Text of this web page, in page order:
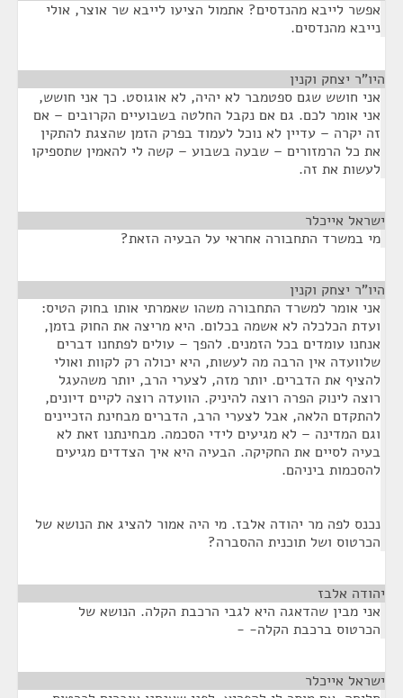
אפשר לייבא מהנדסים? אתמול הציעו לייבא שר אוצר, אולי
נייבא מהנדסים.
היו"ר יצחק וקנין
אני חושש שגם ספטמבר לא יהיה, לא אוגוסט. כך אני חושש,
אני אומר לכם. גם אם נקבל החלטה בשבועיים הקרובים – אם
זה יקרה – עדיין לא נוכל לעמוד בפרק הזמן שהצגת להתקין
את כל הרמזורים – שבעה בשבוע – קשה לי להאמין שתספיקו
לעשות את זה.
ישראל אייכלר
מי במשרד התחבורה אחראי על הבעיה הזאת?
היו"ר יצחק וקנין
אני אומר למשרד התחבורה משהו שאמרתי אותו בחוק הטיס:
ועדת הכלכלה לא אשמה בכלום. היא מריצה את החוק בזמן,
אנחנו עומדים בכל הזמנים. להפך – עולים לפתחנו דברים
שלוועדה אין הרבה מה לעשות, היא יכולה רק לקוות ואולי
להציף את הדברים. יותר מזה, לצערי הרב, יותר משהעגל
רוצה לינוק הפרה רוצה להיניק. הוועדה רוצה לקיים דיונים,
להתקדם הלאה, אבל לצערי הרב, הדברים מבחינת הזכיינים
וגם המדינה – לא מגיעים לידי הסכמה. מבחינתנו זאת לא
בעיה לסיים את החקיקה. הבעיה היא איך הצדדים מגיעים
להסכמות ביניהם.
נכנס לפה מר יהודה אלבז. מי היה אמור להציג את הנושא של
הכרטוס ושל תוכנית ההסברה?
יהודה אלבז
אני מבין שהדאגה היא לגבי הרכבת הקלה. הנושא של
הכרטוס ברכבת הקלה- -
ישראל אייכלר